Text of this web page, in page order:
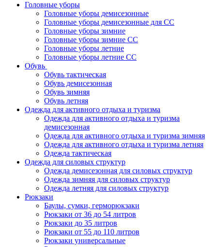
Головные уборы
Головные уборы демисезонные
Головные уборы демисезонные для СС
Головные уборы зимние
Головные уборы зимние СС
Головные уборы летние
Головные уборы летние СС
Обувь
Обувь тактическая
Обувь демисезонная
Обувь зимняя
Обувь летняя
Одежда для активного отдыха и туризма
Одежда для активного отдыха и туризма
демисезонная
Одежда для активного отдыха и туризма зимняя
Одежда для активного отдыха и туризма летняя
Одежда тактическая
Одежда для силовых структур
Одежда демисезонная для силовых структур
Одежда зимняя для силовых структур
Одежда летняя для силовых структур
Рюкзаки
Баулы, сумки, герморюкзаки
Рюкзаки от 36 до 54 литров
Рюкзаки до 35 литров
Рюкзаки от 55 до 110 литров
Рюкзаки универсальные